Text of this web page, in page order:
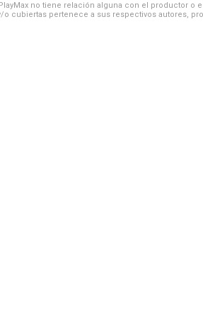
no tiene relación alguna con el productor o
cubiertas pertenece a sus respectivos autores,